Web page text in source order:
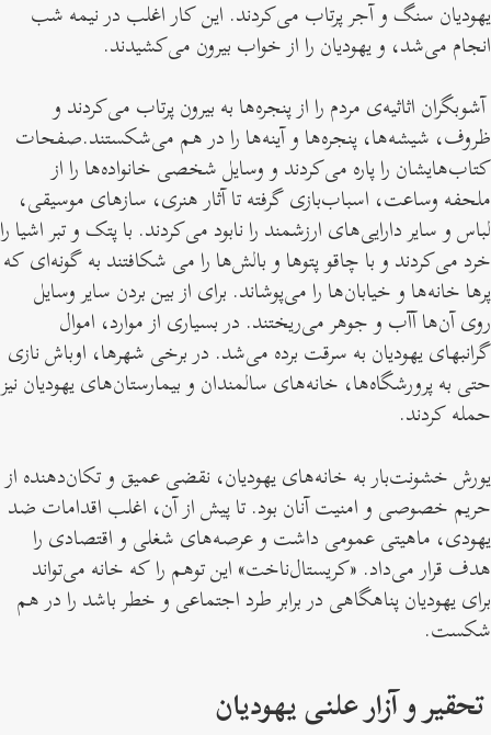
یهودیان سنگ و آجر پرتاب می‌کردند. این کار اغلب در نیمه شب
انجام می‌شد، و یهودیان را از خواب بیرون می‌کشیدند.
آشوبگران اثاثیه‌ی مردم را از پنجره‌ها به بیرون پرتاب می‌کردند و
ظروف، شیشه‌ها، پنجره‌ها و آینه‌ها را در هم می‌شکستند.صفحات
کتاب‌هایشان را پاره می‌کردند و وسایل شخصی خانواده‌ها را از
ملحفه وساعت‌، اسباب‌بازی‌ گرفته تا آثار هنری، سازهای موسیقی،
لباس‌ و سایر دارایی‌های ارزشمند را نابود می‌کردند. با پتک و تبر اشیا را
خرد می‌کردند و با چاقو پتوها و بالش‌ها را می شکافتند به گونه‌ای که
پرها خانه‌ها و خیابان‌ها را می‌پوشاند. برای از بین بردن سایر وسایل
روی آن‌ها آآب و جوهر می‌ریختند. در بسیاری از موارد، اموال
گرانبهای یهودیان به سرقت برده می‌شد. در برخی شهرها، اوباش نازی
حتی به پرورشگاه‌ها، خانه‌های سالمندان و بیمارستان‌های یهودیان نیز
حمله کردند.
یورش خشونت‌بار به خانه‌های یهودیان، نقضی عمیق و تکان‌دهنده از
حریم خصوصی و امنیت آنان بود. تا پیش از آن، اغلب اقدامات ضد
یهودی، ماهیتی عمومی داشت و عرصه‌های شغلی و اقتصادی را
هدف قرار می‌داد. «کریستال‌ناخت» این توهم را که خانه می‌تواند
برای یهودیان پناهگاهی در برابر طرد اجتماعی و خطر باشد را در هم
شکست.
تحقیر و آزار علنی یهودیان